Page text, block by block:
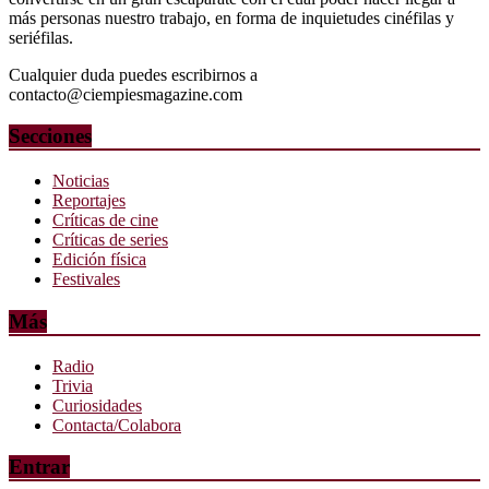
más personas nuestro trabajo, en forma de inquietudes cinéfilas y
seriéfilas.
Cualquier duda puedes escribirnos a
contacto@ciempiesmagazine.com
Secciones
Noticias
Reportajes
Críticas de cine
Críticas de series
Edición física
Festivales
Más
Radio
Trivia
Curiosidades
Contacta/Colabora
Entrar